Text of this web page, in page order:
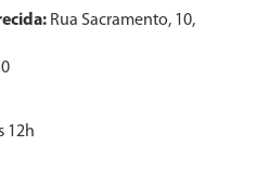
Rua Sacramento, 10,
12h